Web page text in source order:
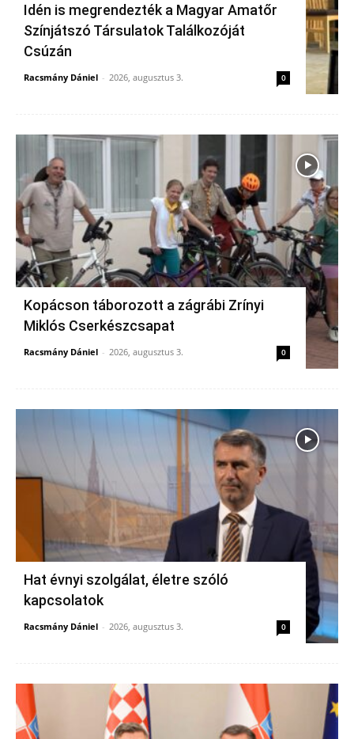
Idén is megrendezték a Magyar Amatőr
Színjátszó Társulatok Találkozóját
Csúzán
Racsmány Dániel - 2026, augusztus 3. 0
Kopácson táborozott a zágrábi Zrínyi
Miklós Cserkészcsapat
Racsmány Dániel - 2026, augusztus 3. 0
Hat évnyi szolgálat, életre szóló
kapcsolatok
Racsmány Dániel - 2026, augusztus 3. 0